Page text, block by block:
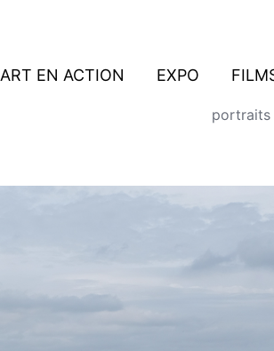
ART EN ACTION EXPO
portraits